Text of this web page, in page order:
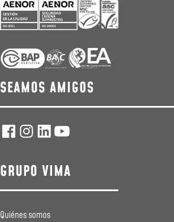
SEAMOS AMIGOS
GRUPO VIMA
Quiénes somos